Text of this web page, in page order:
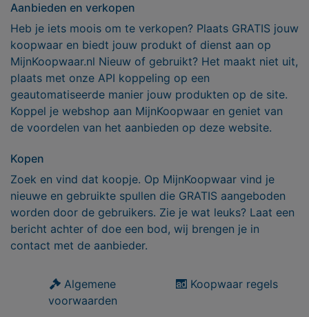
Aanbieden en verkopen
Heb je iets moois om te verkopen? Plaats GRATIS jouw
koopwaar en biedt jouw produkt of dienst aan op
MijnKoopwaar.nl Nieuw of gebruikt? Het maakt niet uit,
plaats met onze API koppeling op een
geautomatiseerde manier jouw produkten op de site.
Koppel je webshop aan MijnKoopwaar en geniet van
de voordelen van het aanbieden op deze website.
Kopen
Zoek en vind dat koopje. Op MijnKoopwaar vind je
nieuwe en gebruikte spullen die GRATIS aangeboden
worden door de gebruikers. Zie je wat leuks? Laat een
bericht achter of doe een bod, wij brengen je in
contact met de aanbieder.
Algemene
voorwaarden
Koopwaar regels